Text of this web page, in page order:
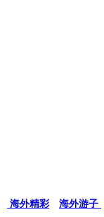
海外精彩 海外游子